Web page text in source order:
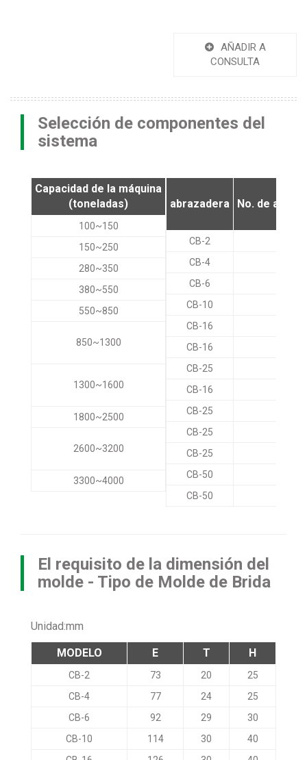
AÑADIR A
CONSULTA
Selección de componentes del
sistema
Capacidad de la máquina
(toneladas)
100~150
150~250
280~350
380~550
550~850
850~1300
1300~1600
1800~2500
2600~3200
3300~4000
abrazadera No. de
CB-2
CB-4
CB-6
CB-10
CB-16
CB-16
CB-25
CB-16
CB-25
CB-25
CB-25
CB-50
CB-50
El requisito de la dimensión del
molde - Tipo de Molde de Brida
Unidad:mm
MODELO E T H
CB-2 73 20
25
CB-4
77 24
25
CB-6
92 29
30
CB-10
114 30
40